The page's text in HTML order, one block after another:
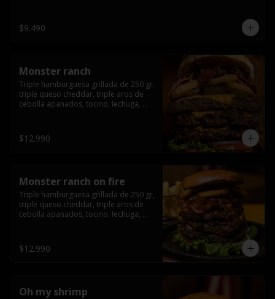
wisky jack daniels y salsa de miel.-
$9.490
Monster ranch
Triple hamburguesa grillada de 250 gr,
triple queso cheddar, triple aros de
cebolla apanados, tocino, lechuga,
$12.990
Monster ranch on fire
Triple hamburguesa grillada de 250 gr,
triple queso cheddar, triple aros de
cebolla apanados, tocino, lechuga,
jalapeños de texas.
$12.990
Oh my shrimp